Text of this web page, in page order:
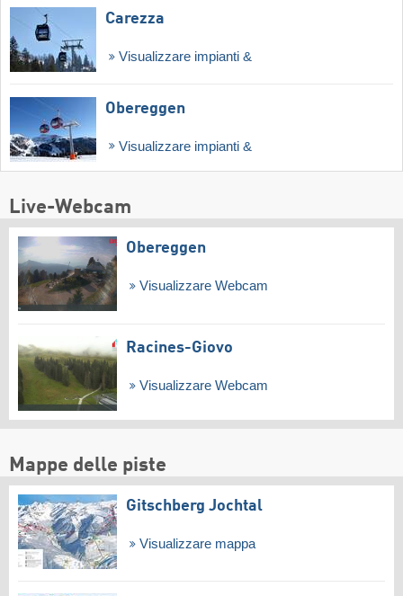
Carezza
Visualizzare impianti &
Obereggen
Visualizzare impianti &
Live-Webcam
Obereggen
Visualizzare Webcam
Racines-Giovo
Visualizzare Webcam
Mappe delle piste
Gitschberg Jochtal
Visualizzare mappa